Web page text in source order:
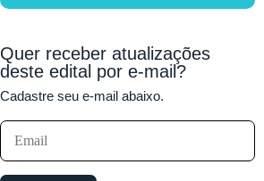
Quer receber atualizações
deste edital por e-mail?
Cadastre seu e-mail abaixo.